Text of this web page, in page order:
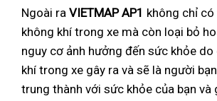
Ngoài ra VIETMAP AP1 không chỉ
không khí trong xe mà còn loại bỏ
nguy cơ ảnh hưởng đến sức khỏe
khí trong xe gây ra và sẽ là người
trung thành với sức khỏe của bạn và